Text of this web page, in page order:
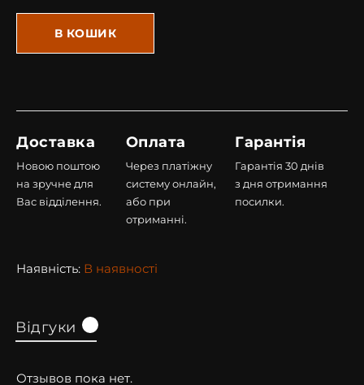
В КОШИК
Доставка
Новою поштою
на зручне для
Вас відділення.
Оплата
Через платіжну
систему онлайн,
або при
отриманні.
Гарантія
Гарантія 30 днів
з дня отримання
посилки.
Наявність: В наявності
Відгуки
Отзывов пока нет.